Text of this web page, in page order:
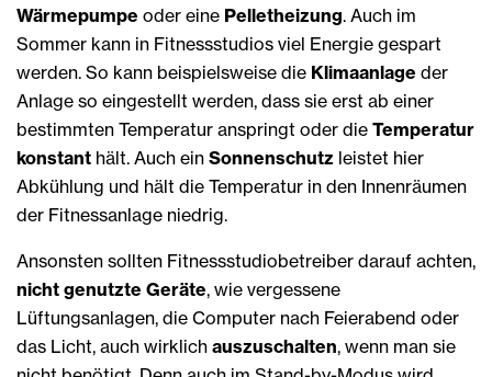
Wärmepumpe oder eine Pelletheizung. Auch im
Sommer kann in Fitnessstudios viel Energie gespart
werden. So kann beispielsweise die Klimaanlage der
Anlage so eingestellt werden, dass sie erst ab einer
bestimmten Temperatur anspringt oder die Temperatur
konstant hält. Auch ein Sonnenschutz leistet hier
Abkühlung und hält die Temperatur in den Innenräumen
der Fitnessanlage niedrig.
Ansonsten sollten Fitnessstudiobetreiber darauf achten,
nicht genutzte Geräte, wie vergessene
Lüftungsanlagen, die Computer nach Feierabend oder
das Licht, auch wirklich auszuschalten, wenn man sie